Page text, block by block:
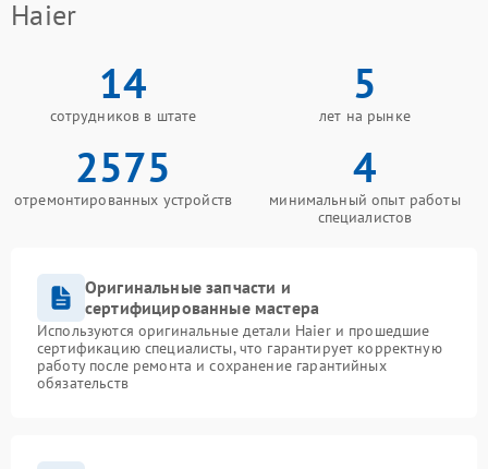
Haier
14
сотрудников в штате
5
лет на рынке
2575
отремонтированных устройств
4
минимальный опыт работы
специалистов
Оригинальные запчасти и
сертифицированные мастера
Используются оригинальные детали Haier и прошедшие
сертификацию специалисты, что гарантирует корректную
работу после ремонта и сохранение гарантийных
обязательств